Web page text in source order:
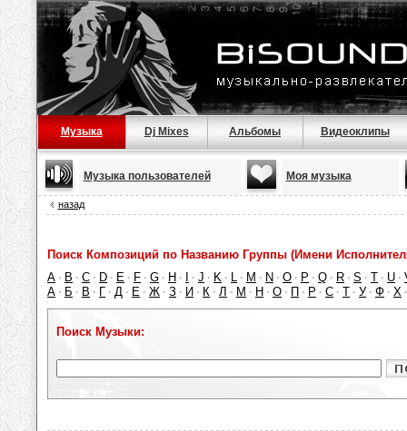
Музыка Dj Mixes Альбомы Видеоклипы
Музыка пользователей Моя музыка
назад
Поиск Композиций по Названию Группы (Имени
A · B · C · D · E · F · G · H · · J · K · L · M · N · O · P · Q · R · S · T · U ·
А · Б · В · Г · Д · Е · Ж · З · И · К · Л · М · Н · О · П · Р · С · Т · У · Ф · Х
Поиск Музыки: